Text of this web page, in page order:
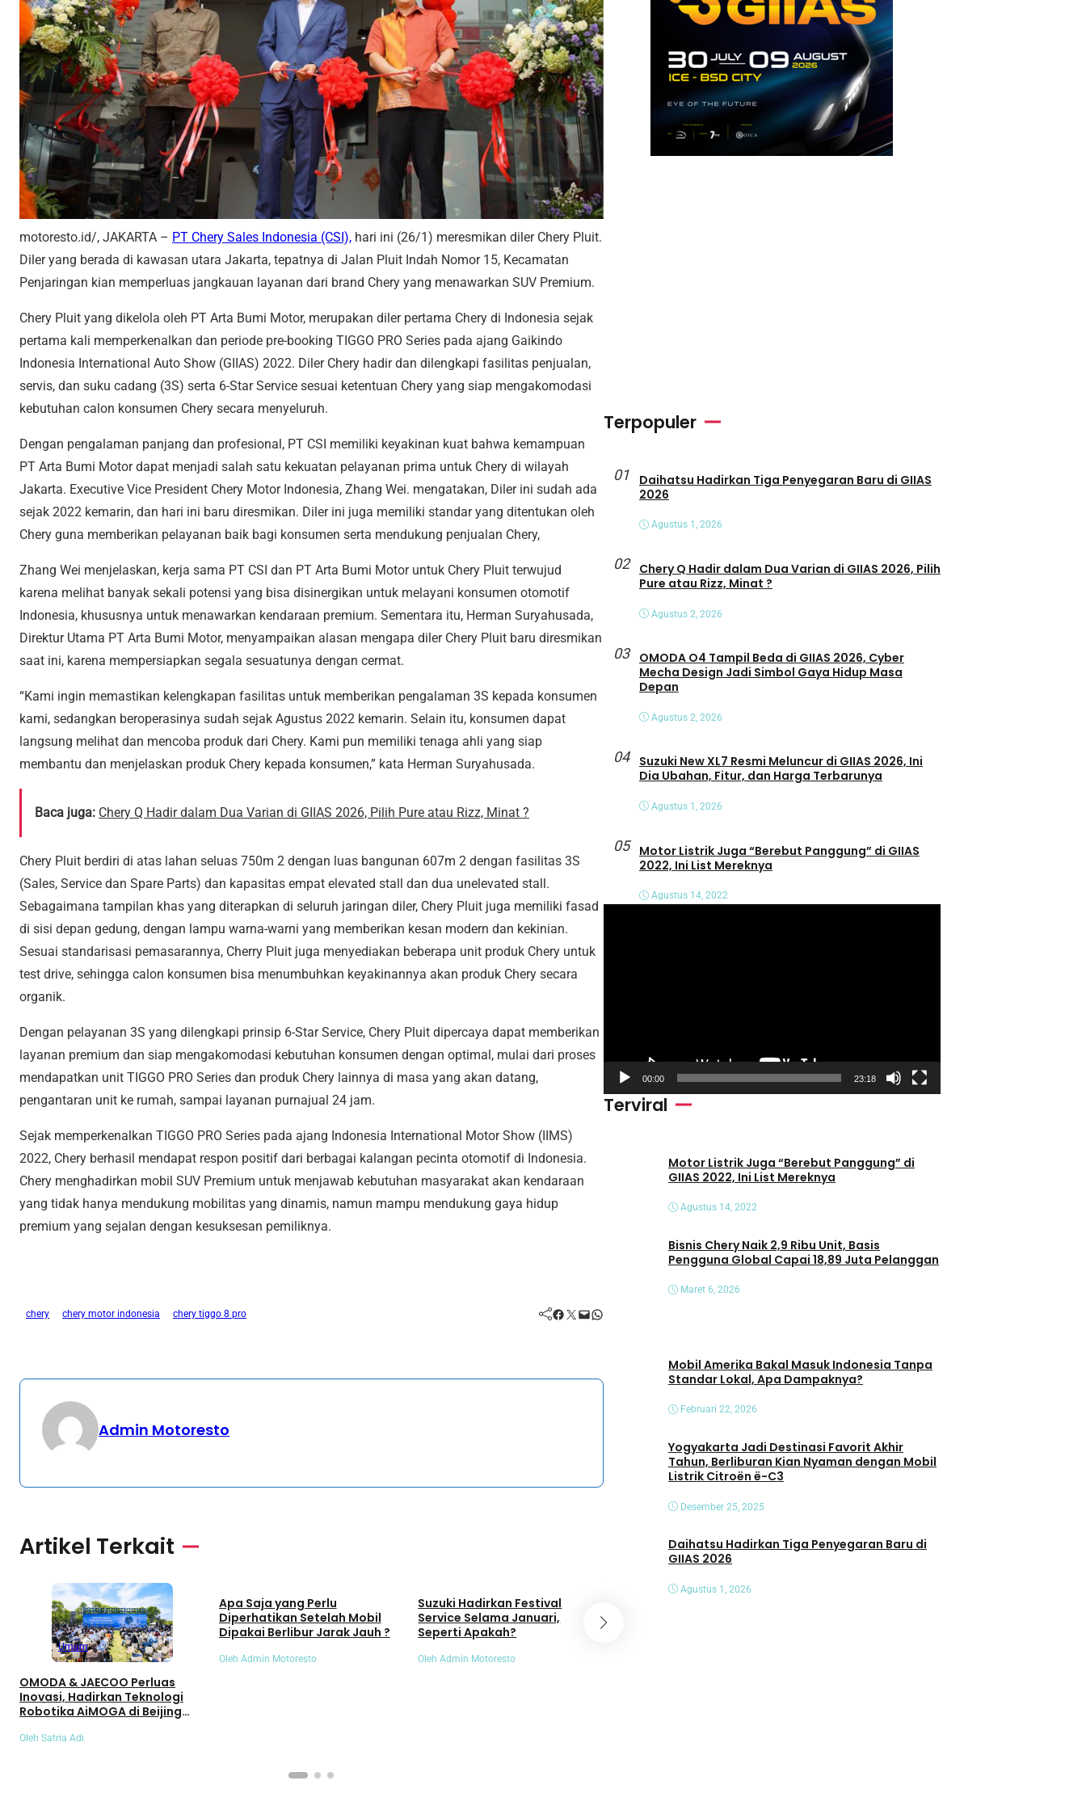
motoresto.id/, JAKARTA – PT Chery Sales Indonesia (CSI), hari ini (26/1) meresmikan diler Chery Pluit.
Diler yang berada di kawasan utara Jakarta, tepatnya di Jalan Pluit Indah Nomor 15, Kecamatan
Penjaringan kian memperluas jangkauan layanan dari brand Chery yang menawarkan SUV Premium.
Chery Pluit yang dikelola oleh PT Arta Bumi Motor, merupakan diler pertama Chery di Indonesia sejak
pertama kali memperkenalkan dan periode pre-booking TIGGO PRO Series pada ajang Gaikindo
Indonesia International Auto Show (GIIAS) 2022. Diler Chery hadir dan dilengkapi fasilitas penjualan,
servis, dan suku cadang (3S) serta 6-Star Service sesuai ketentuan Chery yang siap mengakomodasi
kebutuhan calon konsumen Chery secara menyeluruh.
Dengan pengalaman panjang dan profesional, PT CSI memiliki keyakinan kuat bahwa kemampuan
PT Arta Bumi Motor dapat menjadi salah satu kekuatan pelayanan prima untuk Chery di wilayah
Jakarta. Executive Vice President Chery Motor Indonesia, Zhang Wei. mengatakan, Diler ini sudah ada
sejak 2022 kemarin, dan hari ini baru diresmikan. Diler ini juga memiliki standar yang ditentukan oleh
Chery guna memberikan pelayanan baik bagi konsumen serta mendukung penjualan Chery,
Zhang Wei menjelaskan, kerja sama PT CSI dan PT Arta Bumi Motor untuk Chery Pluit terwujud
karena melihat banyak sekali potensi yang bisa disinergikan untuk melayani konsumen otomotif
Indonesia, khususnya untuk menawarkan kendaraan premium. Sementara itu, Herman Suryahusada,
Direktur Utama PT Arta Bumi Motor, menyampaikan alasan mengapa diler Chery Pluit baru diresmikan
saat ini, karena mempersiapkan segala sesuatunya dengan cermat.
“Kami ingin memastikan kelengkapan fasilitas untuk memberikan pengalaman 3S kepada konsumen
kami, sedangkan beroperasinya sudah sejak Agustus 2022 kemarin. Selain itu, konsumen dapat
langsung melihat dan mencoba produk dari Chery. Kami pun memiliki tenaga ahli yang siap
membantu dan menjelaskan produk Chery kepada konsumen,” kata Herman Suryahusada.
Baca juga: Chery Q Hadir dalam Dua Varian di GIIAS 2026, Pilih Pure atau Rizz, Minat ?
Chery Pluit berdiri di atas lahan seluas 750m 2 dengan luas bangunan 607m 2 dengan fasilitas 3S
(Sales, Service dan Spare Parts) dan kapasitas empat elevated stall dan dua unelevated stall.
Sebagaimana tampilan khas yang diterapkan di seluruh jaringan diler, Chery Pluit juga memiliki fasad
di sisi depan gedung, dengan lampu warna-warni yang memberikan kesan modern dan kekinian.
Sesuai standarisasi pemasarannya, Cherry Pluit juga menyediakan beberapa unit produk Chery untuk
test drive, sehingga calon konsumen bisa menumbuhkan keyakinannya akan produk Chery secara
organik.
Dengan pelayanan 3S yang dilengkapi prinsip 6-Star Service, Chery Pluit dipercaya dapat memberikan
layanan premium dan siap mengakomodasi kebutuhan konsumen dengan optimal, mulai dari proses
mendapatkan unit TIGGO PRO Series dan produk Chery lainnya di masa yang akan datang,
pengantaran unit ke rumah, sampai layanan purnajual 24 jam.
Sejak memperkenalkan TIGGO PRO Series pada ajang Indonesia International Motor Show (IIMS)
2022, Chery berhasil mendapat respon positif dari berbagai kalangan pecinta otomotif di Indonesia.
Chery menghadirkan mobil SUV Premium untuk menjawab kebutuhan masyarakat akan kendaraan
yang tidak hanya mendukung mobilitas yang dinamis, namun mampu mendukung gaya hidup
premium yang sejalan dengan kesuksesan pemiliknya.
chery chery motor indonesia chery tiggo 8 pro Facebook Twitter Mail WhatsApp
Admin Motoresto
Artikel Terkait
Umum
OMODA & JAECOO Perluas
Inovasi, Hadirkan Teknologi
Robotika AiMOGA di Beijing
Oleh Satria Adi
Apa Saja yang Perlu
Diperhatikan Setelah Mobil
Dipakai Berlibur Jarak Jauh ?
Oleh Admin Motoresto
Suzuki Hadirkan Festival
Service Selama Januari,
Seperti Apakah?
Oleh Admin Motoresto
Umum
Terpopuler
01
Daihatsu Hadirkan Tiga Penyegaran Baru di GIIAS
2026
Agustus 1, 2026
02
Chery Q Hadir dalam Dua Varian di GIIAS 2026, Pilih
Pure atau Rizz, Minat ?
Agustus 2, 2026
03
OMODA O4 Tampil Beda di GIIAS 2026, Cyber
Mecha Design Jadi Simbol Gaya Hidup Masa
Depan
Agustus 2, 2026
04
Suzuki New XL7 Resmi Meluncur di GIIAS 2026, Ini
Dia Ubahan, Fitur, dan Harga Terbarunya
Agustus 1, 2026
05
Motor Listrik Juga “Berebut Panggung” di GIIAS
2022, Ini List Mereknya
Agustus 14, 2022
i
00:00 23:18
Terviral
Motor Listrik Juga “Berebut Panggung” di
GIIAS 2022, Ini List Mereknya
Agustus 14, 2022
Bisnis Chery Naik 2,9 Ribu Unit, Basis
Pengguna Global Capai 18,89 Juta Pelanggan
Maret 6, 2026
Mobil Amerika Bakal Masuk Indonesia Tanpa
Standar Lokal, Apa Dampaknya?
Februari 22, 2026
Yogyakarta Jadi Destinasi Favorit Akhir
Tahun, Berliburan Kian Nyaman dengan Mobil
Listrik Citroën ë-C3
Desember 25, 2025
Daihatsu Hadirkan Tiga Penyegaran Baru di
GIIAS 2026
Agustus 1, 2026